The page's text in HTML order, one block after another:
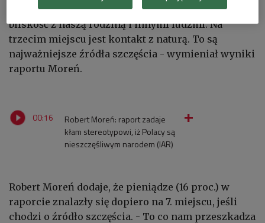
ważnych przesłanek. Na drugim miejscu jest
bliskość z naszą rodziną i innymi ludźmi. Na
trzecim miejscu jest kontakt z naturą. To są
najważniejsze źródła szczęścia - wymieniał wyniki
raportu Moreń.
00:16
Robert Moreń: raport zadaje
kłam stereotypowi, iż Polacy są
nieszczęśliwym narodem (IAR)
Robert Moreń dodaje, że pieniądze (16 proc.) w
raporcie znalazły się dopiero na 7. miejscu, jeśli
chodzi o źródło szczęścia. - To co nam przeszkadza